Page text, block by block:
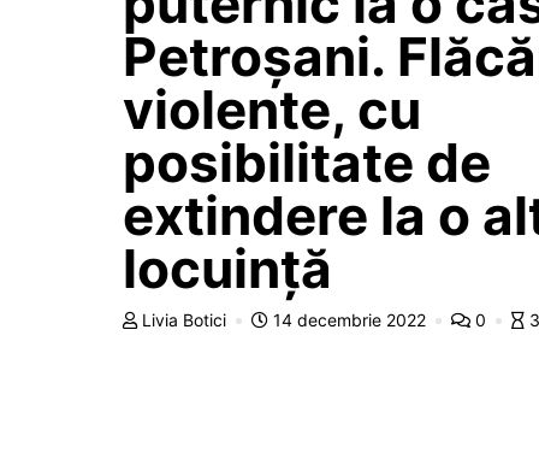
Petroșani.
violente, cu
posibilitate de
extindere la o
locuință
Livia Botici 14 decembrie 2022 0